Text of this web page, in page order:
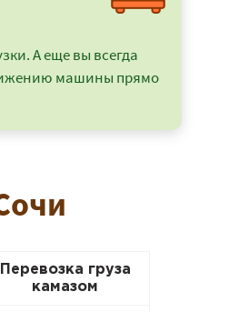
А еще вы всегда
машины прямо
Перевозка груза
камазом